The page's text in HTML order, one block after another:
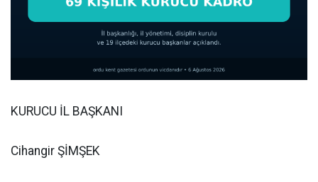
KURUCU İL BAŞKANI
Cihangir ŞİMŞEK